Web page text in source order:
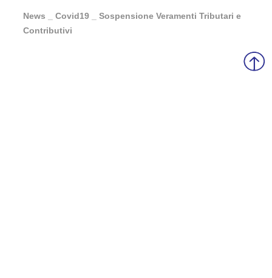
News _ Covid19 _ Sospensione Veramenti Tributari e
Contributivi